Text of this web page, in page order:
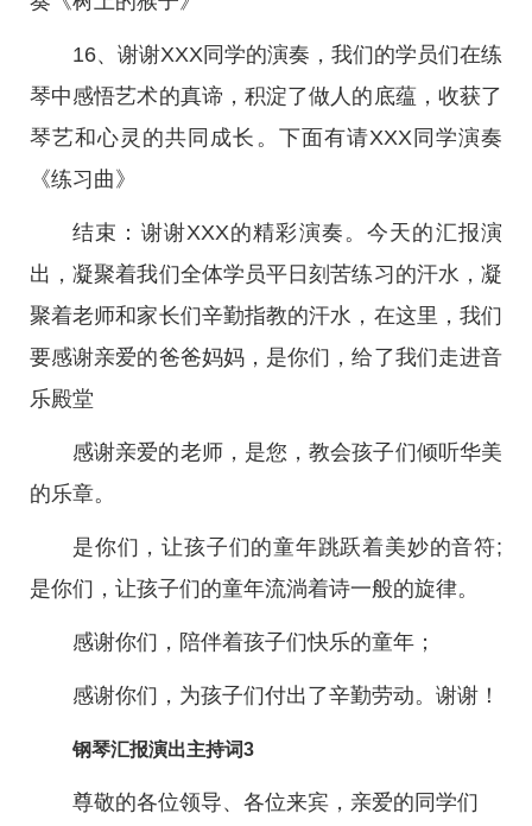
16、谢谢XXX同学的演奏，我们的学员们在练
琴中感悟艺术的真谛，积淀了做人的底蕴，收获了
琴艺和心灵的共同成长。下面有请XXX同学演奏
《练习曲》
结束：谢谢XXX的精彩演奏。今天的汇报演
出，凝聚着我们全体学员平日刻苦练习的汗水，凝
聚着老师和家长们辛勤指教的汗水，在这里，我们
要感谢亲爱的爸爸妈妈，是你们，给了我们走进音
乐殿堂
感谢亲爱的老师，是您，教会孩子们倾听华美
的乐章。
是你们，让孩子们的童年跳跃着美妙的音符;
是你们，让孩子们的童年流淌着诗一般的旋律。
感谢你们，陪伴着孩子们快乐的童年；
感谢你们，为孩子们付出了辛勤劳动。谢谢！
钢琴汇报演出主持词3
尊敬的各位领导、各位来宾，亲爱的同学们